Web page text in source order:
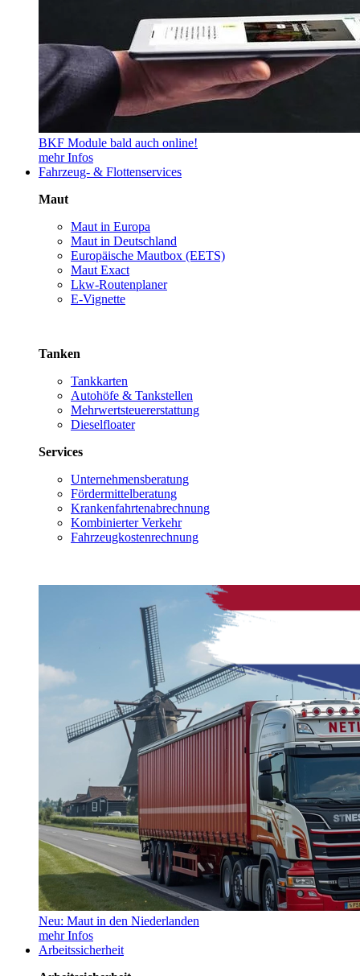
BKF Module bald auch online!
mehr Infos
Fahrzeug- & Flottenservices
Maut
Maut in Europa
Maut in Deutschland
Europäische Mautbox (EETS)
Maut Exact
Lkw-Routenplaner
E-Vignette
Tanken
Tankkarten
Autohöfe & Tankstellen
Mehrwertsteuererstattung
Dieselfloater
Services
Unternehmensberatung
Fördermittelberatung
Krankenfahrtenabrechnung
Kombinierter Verkehr
Fahrzeugkostenrechnung
Neu: Maut in den Niederlanden
mehr Infos
Arbeitssicherheit